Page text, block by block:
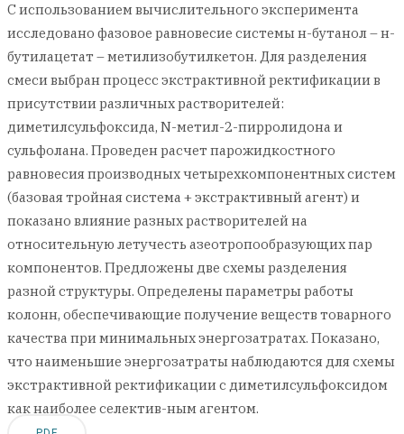
С использованием вычислительного эксперимента
исследовано фазовое равновесие системы н-бутанол – н-
бутилацетат – метилизобутилкетон. Для разделения
смеси выбран процесс экстрактивной ректификации в
присутствии различных растворителей:
диметилсульфоксида, N-метил-2-пирролидона и
сульфолана. Проведен расчет парожидкостного
равновесия производных четырехкомпонентных систем
(базовая тройная система + экстрактивный агент) и
показано влияние разных растворителей на
относительную летучесть азеотропообразующих пар
компонентов. Предложены две схемы разделения
разной структуры. Определены параметры работы
колонн, обеспечивающие получение веществ товарного
качества при минимальных энергозатратах. Показано,
что наименьшие энергозатраты наблюдаются для схемы
экстрактивной ректификации с диметилсульфоксидом
как наиболее селектив-ным агентом.